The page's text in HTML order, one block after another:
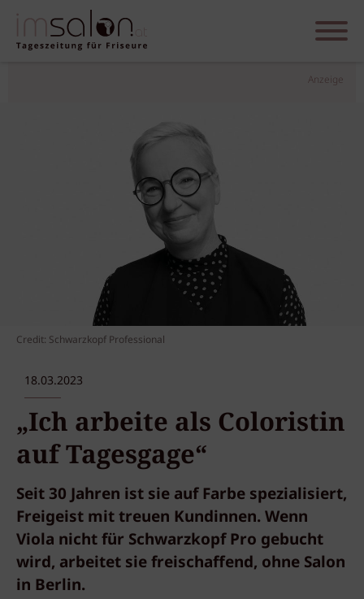
Anzeige
Credit: Schwarzkopf Professional
18.03.2023
„Ich arbeite als Coloristin
auf Tagesgage“
Seit 30 Jahren ist sie auf Farbe spezialisiert,
Freigeist mit treuen Kundinnen. Wenn
Viola nicht für Schwarzkopf Pro gebucht
wird, arbeitet sie freischaffend, ohne Salon
in Berlin.